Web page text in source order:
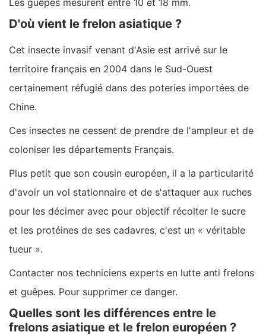
D'où vient le frelon asiatique ?
Cet insecte invasif venant d'Asie est arrivé sur le
territoire français en 2004 dans le Sud-Ouest
certainement réfugié dans des poteries importées de
Chine.
Ces insectes ne cessent de prendre de l'ampleur et de
coloniser les départements Français.
Plus petit que son cousin européen, il a la particularité
d'avoir un vol stationnaire et de s'attaquer aux ruches
pour les décimer avec pour objectif récolter le sucre
et les protéines de ses cadavres, c'est un « véritable
tueur ».
Contacter nos techniciens experts en lutte anti frelons
et guêpes. Pour supprimer ce danger.
Quelles sont les différences entre le
frelons asiatique et le frelon européen ?